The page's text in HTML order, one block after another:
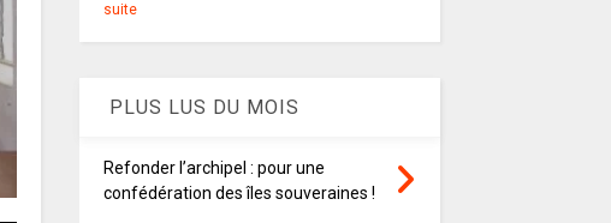
suite
PLUS LUS DU MOIS
Refonder l’archipel : pour une
confédération des îles souveraines !